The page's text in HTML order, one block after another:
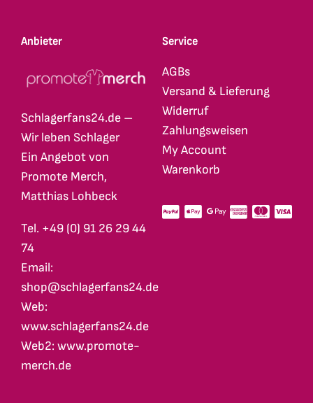
Anbieter
Schlagerfans24.de –
Wir leben Schlager
Ein Angebot von
Promote Merch,
Matthias Lohbeck
Tel. +49 (0) 91 26 29 44
74
Email:
shop@schlagerfans24.de
Web:
www.schlagerfans24.de
Web2: www.promote-
merch.de
Service
AGBs
Versand & Lieferung
Widerruf
Zahlungsweisen
My Account
Warenkorb